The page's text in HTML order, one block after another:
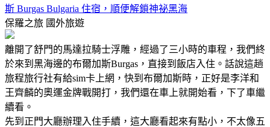
斯 Burgas Bulgaria 住宿，順便解鎖神祕黑海
保羅之旅 國外旅遊
離開了舒門的馬達拉騎士浮雕，經過了三小時的車程，我們終
於來到黑海邊的布爾加斯Burgas，直接到飯店入住。話說這趟
旅程旅行社有給sim卡上網，快到布爾加斯時，正好是李洋和
王齊麟的奧運金牌戰開打，我們還在車上就開始看，下了車繼
續看。
先到正門大廳辦理入住手續，這大廳看起來有點小，不太像五